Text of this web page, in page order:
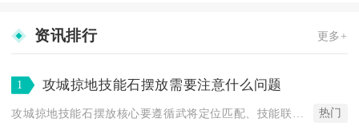
资讯排行 更多+
1 攻城掠地技能石摆放需要注意什么问题
热门